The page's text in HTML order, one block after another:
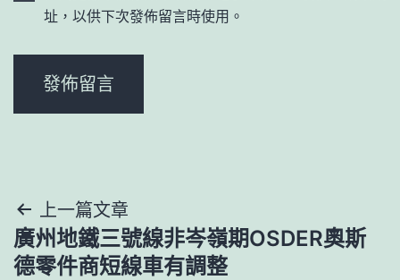
址，以供下次發佈留言時使用。
文
章
上一篇文章
廣州地鐵三號線非岑嶺期OSDER奧斯
德零件商短線車有調整